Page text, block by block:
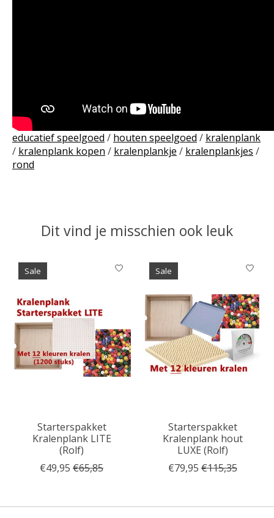
educatief speelgoed / houten speelgoed / kralenplank
/ kralenplank kopen / kralenplankje / kralenplankjes /
rond
Dit vind je misschien ook leuk
Items van productcarrousel
Sale
Starterspakket
Kralenplank LITE
(Rolf)
€49,95 €65,85
Sale
Starterspakket
Kralenplank hout
LUXE (Rolf)
€79,95 €115,35